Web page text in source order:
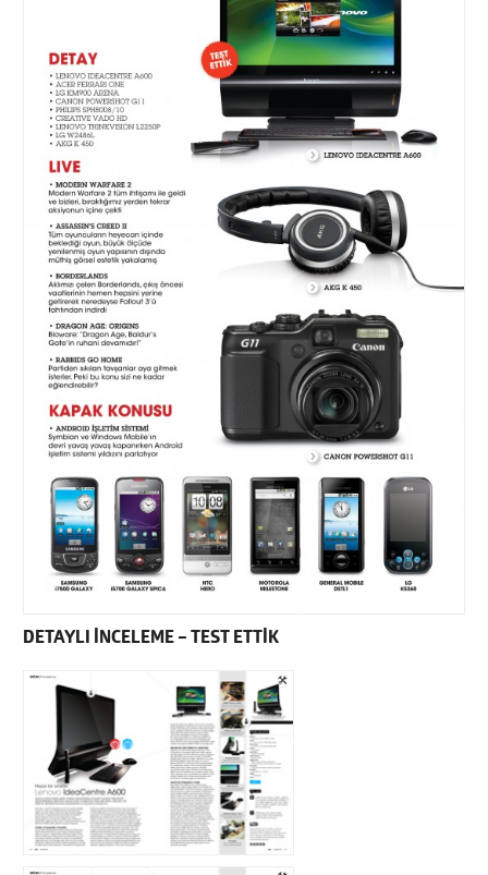
DETAYLI İNCELEME – TEST ETTİK